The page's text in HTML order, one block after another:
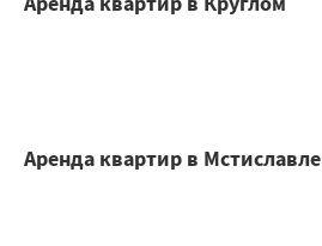
Аренда квартир в Мстиславле